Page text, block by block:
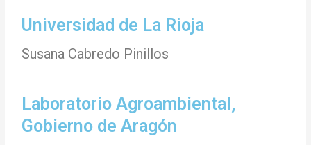
Universidad de La Rioja
Susana Cabredo Pinillos
Laboratorio Agroambiental,
Gobierno de Aragón